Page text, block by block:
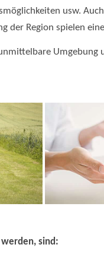
usw.
der Region spielen
Umgebung
sind: